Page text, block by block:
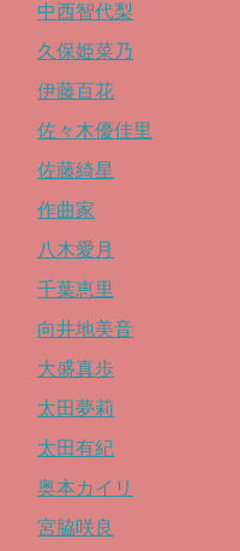
中西智代梨
久保姫菜乃
伊藤百花
佐々木優佳里
佐藤綺星
作曲家
八木愛月
千葉恵里
向井地美音
大盛真歩
太田夢莉
太田有紀
奥本カイリ
宮脇咲良